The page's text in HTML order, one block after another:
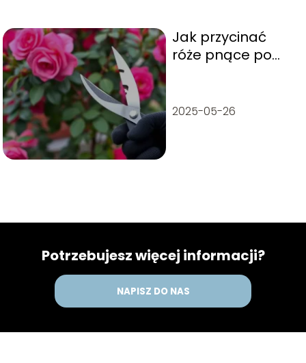
Jak przycinać
róże pnące po
2025-05-26
Potrzebujesz więcej informacji?
NAPISZ DO NAS